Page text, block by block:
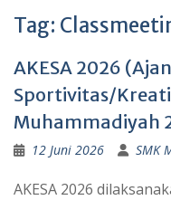
Tag:
AKESA 2026
Sportivitas/
Muhammadiyah
12 Juni 2026 SMK
AKESA 2026